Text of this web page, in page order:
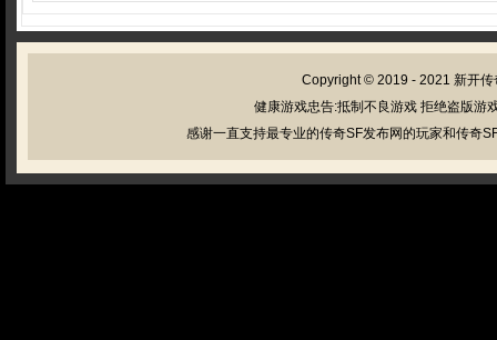
Copyright © 2019 - 2021 新开传
健康游戏忠告:抵制不良游戏 拒绝盗版游
感谢一直支持最专业的传奇SF发布网的玩家和传奇